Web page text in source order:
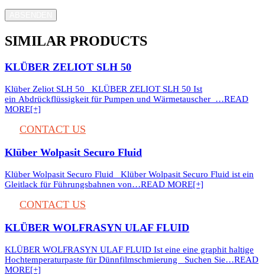
SIMILAR PRODUCTS
KLÜBER ZELIOT SLH 50
Klüber Zeliot SLH 50 KLÜBER ZELIOT SLH 50 Ist
ein Abdrückflüssigkeit für Pumpen und Wärmetauscher …READ
MORE[+]
CONTACT US
Klüber Wolpasit Securo Fluid
Klüber Wolpasit Securo Fluid Klüber Wolpasit Securo Fluid ist ein
Gleitlack für Führungsbahnen von…READ MORE[+]
CONTACT US
KLÜBER WOLFRASYN ULAF FLUID
KLÜBER WOLFRASYN ULAF FLUID Ist eine eine graphit haltige
Hochtemperaturpaste für Dünnfilmschmierung Suchen Sie…READ
MORE[+]